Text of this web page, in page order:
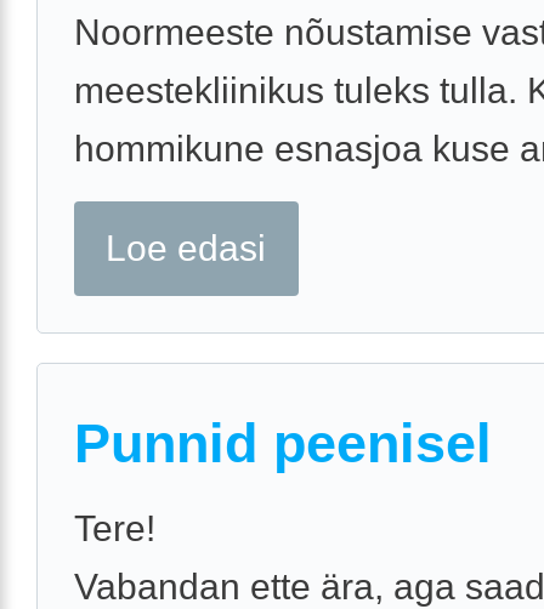
Noormeeste nõustamise
meestekliinikus tuleks tulla.
hommikune esnasjoa kuse
Loe edasi
Punnid peenisel
Tere!
Vabandan ette ära, aga